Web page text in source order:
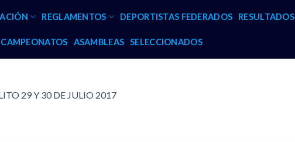
REGLAMENTOS DEPORTISTAS FEDERADOS RESULTADOS
ASAMBLEAS SELECCIONADOS
29 Y 30 DE JULIO 2017